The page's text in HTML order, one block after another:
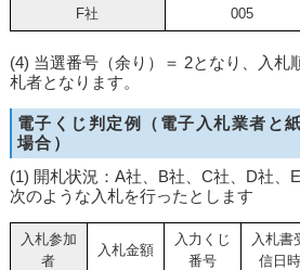
F社 005
(4) 当選番号（余り）＝ 2となり、入札
札者となります。
電子くじ判定例（電子入札業者と
場合）
(1) 開札状況：A社、B社、C社、D社、
次のような入札を行ったとします
入札参加
者
入札金額
入力くじ
番号
入札書
信日時